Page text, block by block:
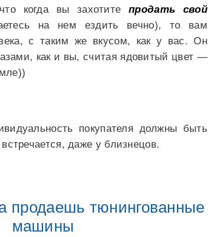
когда вы захотите продать свой
на нем ездить вечно), то вам
с таким же вкусом, как у вас. Он
как и вы, считая ядовитый цвет —
покупателя должны быть
даже у близнецов.
продаешь тюнингованные
машины